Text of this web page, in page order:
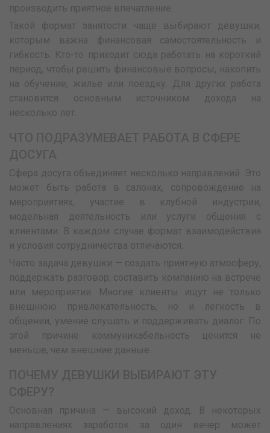
производить приятное впечатление.
Такой формат занятости чаще выбирают девушки,
которым важна финансовая самостоятельность и
гибкость. Кто-то приходит сюда работать на короткий
период, чтобы решить финансовые вопросы, накопить
на обучение, жилье или поездку. Для других работа
становится основным источником дохода на
несколько лет.
Сфера досуга объединяет несколько направлений. Это
может быть работа в салонах, сопровождение на
мероприятиях, участие в клубной индустрии,
модельная деятельность или услуги общения с
клиентами. В каждом случае формат взаимодействия
и условия сотрудничества отличаются.
Часто задача девушки — создать приятную атмосферу,
поддержать разговор, составить компанию на встрече
или мероприятии. Многие клиенты ищут не только
внешнюю привлекательность, но и легкость в
общении, умение слушать и поддерживать диалог. По
этой причине коммуникабельность ценится не
меньше, чем внешние данные.
Основная причина — высокий доход. В некоторых
направлениях заработок за один вечер может